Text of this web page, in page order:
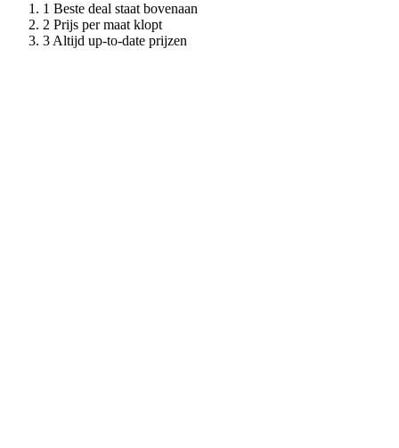
Beste deal staat bovenaan
Prijs per maat klopt
Altijd up-to-date prijzen